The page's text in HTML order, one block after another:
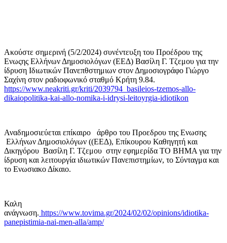
Ακούστε σημερινή (5/2/2024) συνέντευξη του Προέδρου της
Ενωςης Ελλήνων Δημοσιολόγων (ΕΕΔ) Βασίλη Γ. Τζεμου για την
ίδρυση Ιδιωτικών Πανεπθστημιων στον Δημοσιογράφο Γιώργο
Σαχίνη στον ραδιοφωνικό σταθμό Κρήτη 9.84.
https://www.neakriti.gr/kriti/2039794_basileios-tzemos-allo-
dikaiopolitika-kai-allo-nomika-i-idrysi-leitoyrgia-idiotikon
Αναδημοσιεύεται επίκαιρο άρθρο του Προεδρου της Ενωσης
Ελλήνων Δημοσιολόγων ((ΕΕΔ), Επίκουρου Καθηγητή και
Δικηγόρου Βασίλη Γ. Τζεμου στην εφημερίδα ΤΟ ΒΗΜΑ για την
ίδρυση και λειτουργία ιδιωτικών Πανεπιστημίων, το Σύνταγμα και
το Ενωσιακο Δίκαιο.
Καλη
ανάγνωση. https://www.tovima.gr/2024/02/02/opinions/idiotika-
panepistimia-nai-men-alla/amp/